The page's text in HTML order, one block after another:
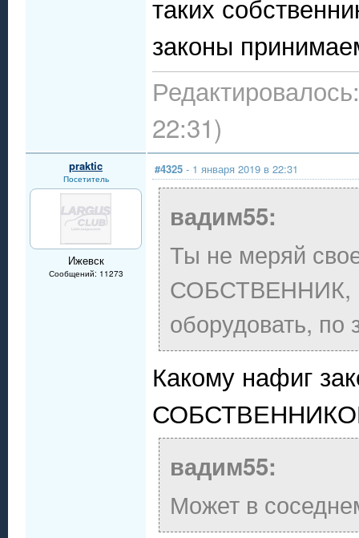
таких
законы
22:31)
praktic
Посетитель
Ижевск
Сообщений: 11273
#4325 - 1 января 2019 в 22:31
вадим55:
Ты не меряй
СОБСТВЕННИК,
оборудовать, по
Какому нафиг
СОБСТВЕННИКОВ
вадим55:
Может в